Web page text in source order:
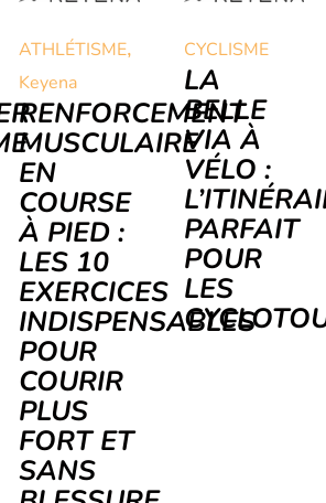
ATHLÉTISME,
Keyena
RENFORCEMENT
MUSCULAIRE
EN
COURSE
À PIED :
LES 10
EXERCICES
INDISPENSABLES
POUR
COURIR
PLUS
FORT ET
SANS
CYCLISME
LA
BELLE
VIA À
VÉLO :
PARFAIT
POUR
LES